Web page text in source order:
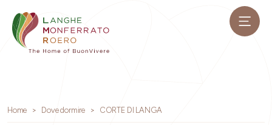
Home Dove dormire CORTE DI LANGA